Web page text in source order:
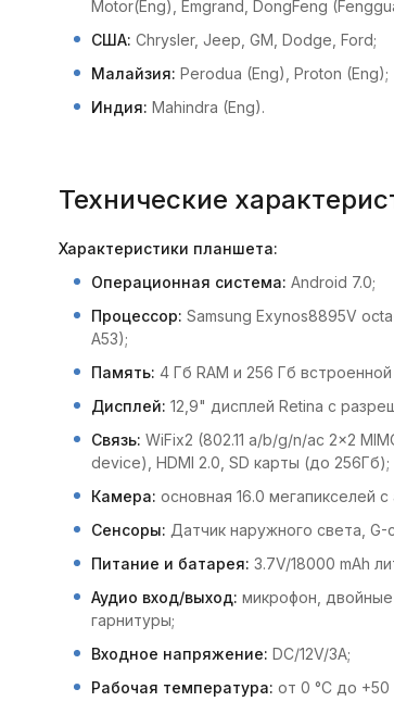
Motor(Eng), Emgrand, DongFeng
США: Chrysler, Jeep, GM, Dodge, Ford;
Малайзия: Perodua (Eng), Proton (Eng);
Индия: Mahindra (Eng).
Технические
Характеристики планшета:
Операционная система: Android 7.0;
Процессор: Samsung Exynos8895V
A53);
Память: 4 Гб RAM и 256 Гб
Дисплей: 12,9" дисплей Retina с
Связь: WiFix2 (802.11 a/b/g/n/ac 2x2
device), HDMI 2.0, SD карты (до 256Гб);
Камера: основная 16.0 мегапикселей
Сенсоры: Датчик наружного света, G-
Питание и батарея: 3.7V/18000 mAh
Аудио вход/выход: микрофон,
гарнитуры;
Входное напряжение: DC/12V/3A;
Рабочая температура: от 0 °C до +50